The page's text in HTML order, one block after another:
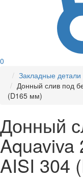
0
Закладные детали
Донный слив под
(D165 мм)
Донный
Aquaviva
AISI 304